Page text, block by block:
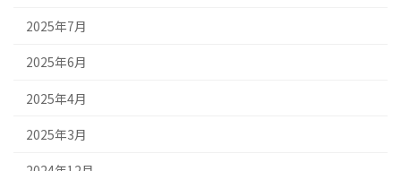
2025年7月
2025年6月
2025年4月
2025年3月